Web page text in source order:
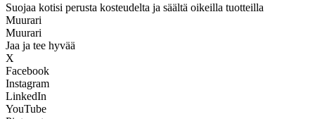
Suojaa kotisi perusta kosteudelta ja säältä oikeilla tuotteilla
Muurari
Muurari
Jaa ja tee hyvää
X
Facebook
Instagram
LinkedIn
YouTube